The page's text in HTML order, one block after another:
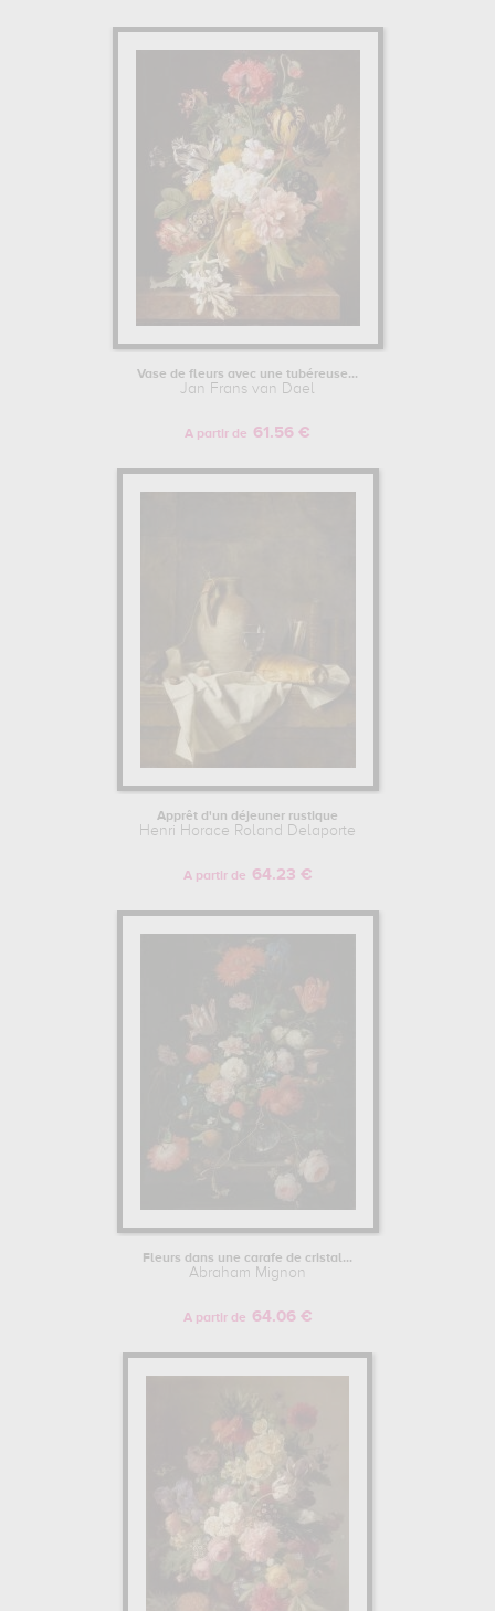
Vase de fleurs avec une tubéreuse...
Jan Frans van Dael
A partir de 61.56 €
Apprêt d'un déjeuner rustique
Henri Horace Roland Delaporte
A partir de 64.23 €
Fleurs dans une carafe de cristal...
Abraham Mignon
A partir de 64.06 €